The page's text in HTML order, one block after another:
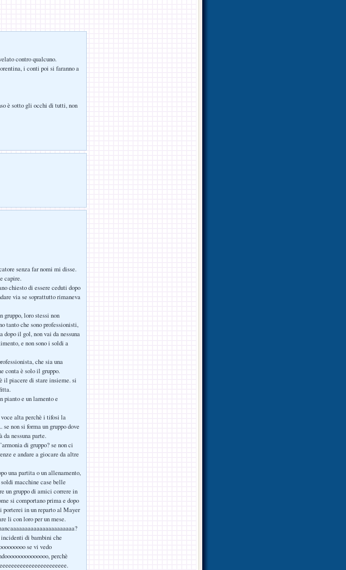
contro qualcuno.
i conti poi si faranno a
è sotto gli occhi di tutti, non
senza far nomi mi disse.
capire.
chiesto di essere ceduti dopo
via se soprattutto rimaneva
gruppo, loro stessi non
tanto che sono professionisti,
dopo il gol, non vai da nessuna
e non sono i soldi a
che sia una
conta è solo il gruppo.
il piacere di stare insieme. si
pianto e un lamento e
alta perchè i tifosi la
non si forma un gruppo dove
nessuna parte.
di gruppo? se non ci
e andare a giocare da altre
una partita o un allenamento,
macchine case belle
un gruppo di amici correre in
si comportano prima e dopo
in un reparto al Mayer
li con loro per un mese.
di bambini che
se vi vedo
perchè